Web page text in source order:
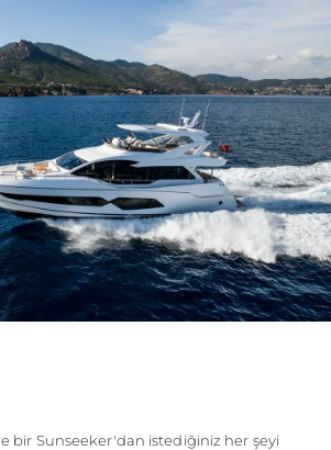
bir Sunseeker'dan istediğiniz her şeyi